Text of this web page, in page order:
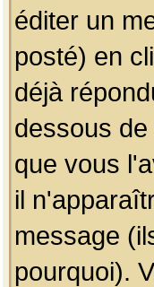
éditer un
posté) en
déjà
dessous
que vous
il
message
pourquoi).